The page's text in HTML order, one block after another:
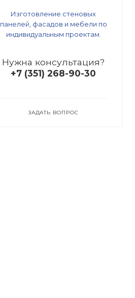
Изготовление стеновых
панелей, фасадов и мебели по
индивидуальным проектам.
Нужна консультация?
+7 (351) 268-90-30
ЗАДАТЬ ВОПРОС